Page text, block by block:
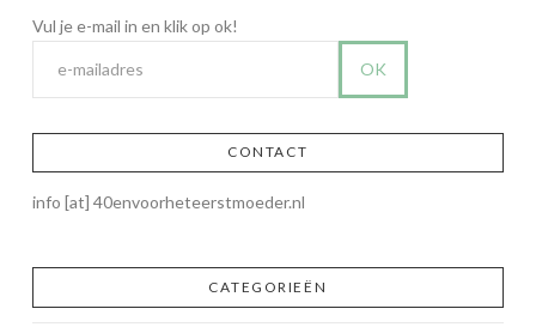
CONTACT
info [at] 40envoorheteerstmoeder.nl
CATEGORIEËN